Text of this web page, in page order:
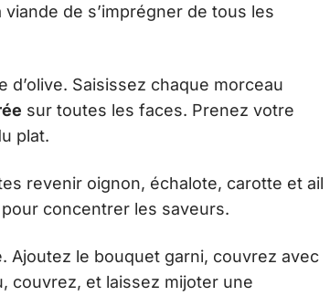
de s’imprégner de tous les
Saisissez chaque morceau
sur toutes les faces. Prenez votre
plat.
revenir oignon, échalote, carotte et ail
concentrer les saveurs.
Ajoutez le bouquet garni, couvrez avec
couvrez, et laissez mijoter une